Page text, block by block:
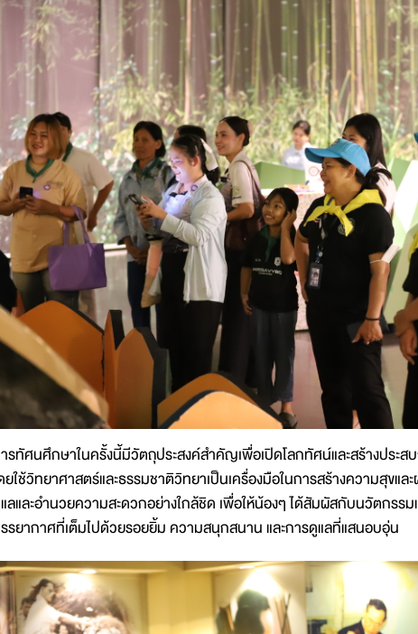
รทัศนศึกษาในครั้งนี้มีวัตถุประสงค์สำคัญเพื่อเปิดโลกทัศน์และสร้างประส
ยใช้วิทยาศาสตร์และธรรมชาติวิทยาเป็นเครื่องมือในการสร้างความสุขแ
ลและอำนวยความสะดวกอย่างใกล้ชิด เพื่อให้น้องๆ ได้สัมผัสกับนวัตกรร
รยากาศที่เต็มไปด้วยรอยยิ้ม ความสนุกสนาน และการดูแลที่แสนอบอุ่น